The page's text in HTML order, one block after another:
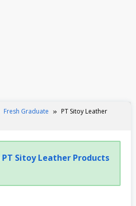
Fresh Graduate
PT Sitoy Leather
PT Sitoy Leather Products